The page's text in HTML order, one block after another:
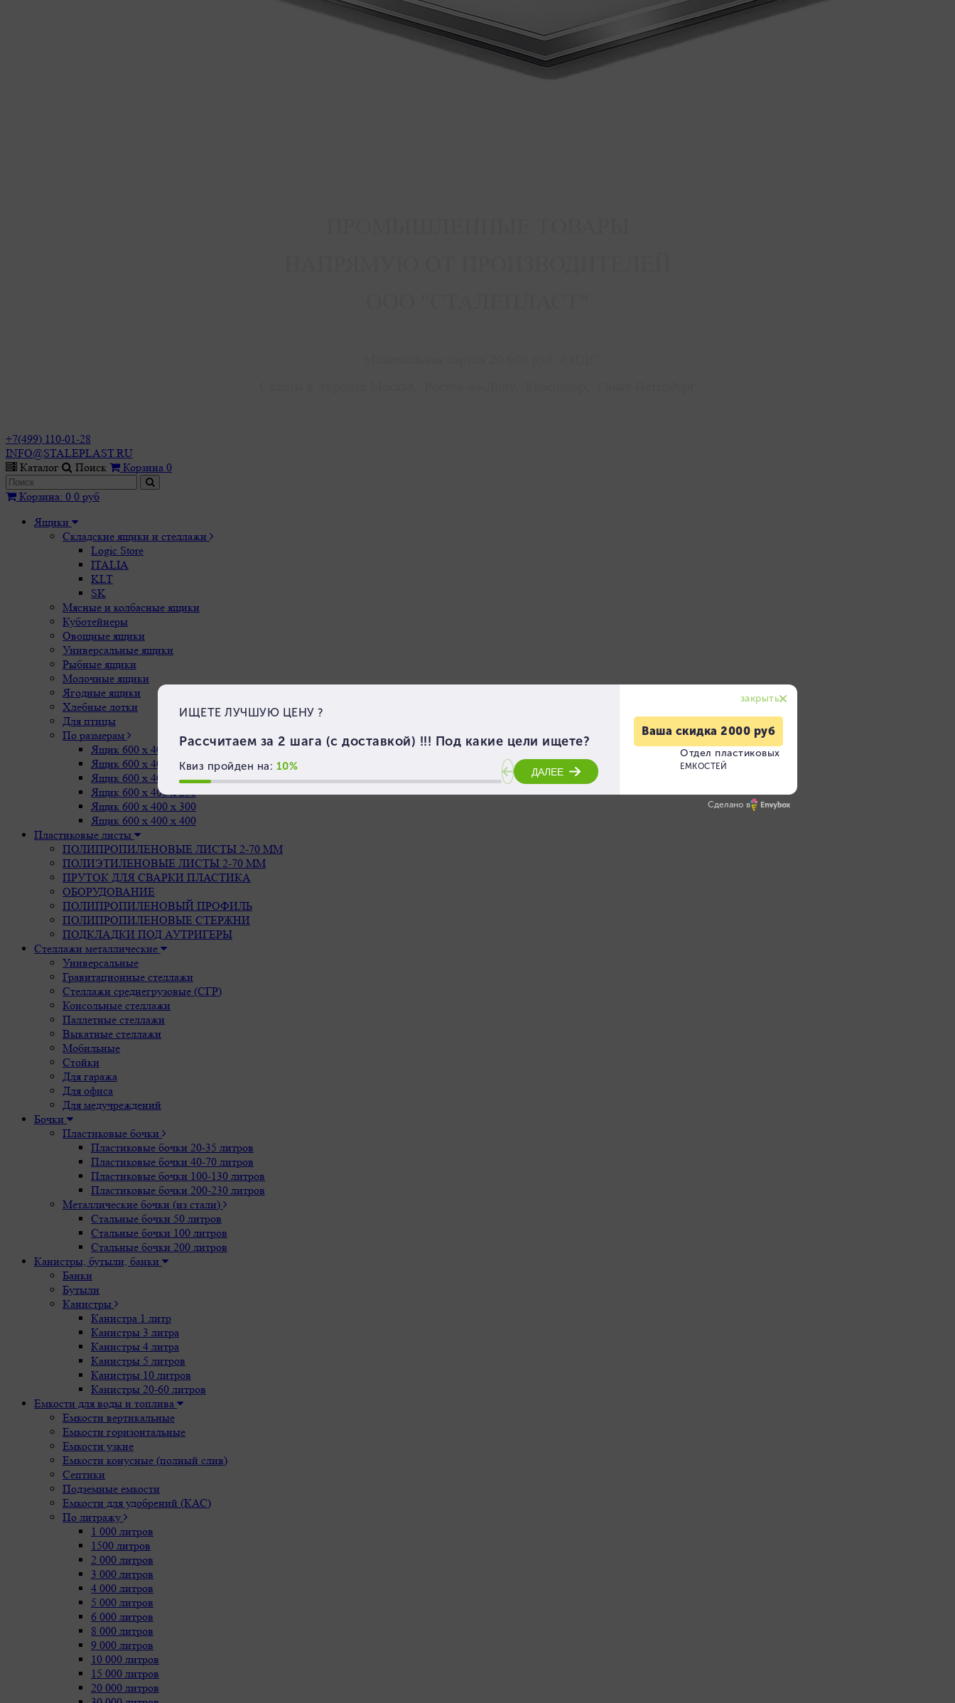
+7(499) 110-01-28
INFO@STALEPLAST.RU
Каталог
Поиск Корзина 0
Корзина: 0 0 руб
Ящики
Складские ящики и стеллажи
Logic Store
ITALIA
KLT
SK
Мясные и колбасные ящики
Куботейнеры
Овощные ящики
Универсальные ящики
Рыбные ящики
Молочные ящики
Ягодные ящики
Хлебные лотки
Для птицы
По размерам
Ящик 600 х 400 х 75
Ящик 600 х 400 х 150
Ящик 600 х 400 х 200
Ящик 600 х 400 х 250
Ящик 600 х 400 х 300
Ящик 600 х 400 х 400
Пластиковые листы
ПОЛИПРОПИЛЕНОВЫЕ ЛИСТЫ 2-70 ММ
ПОЛИЭТИЛЕНОВЫЕ ЛИСТЫ 2-70 ММ
ПРУТОК ДЛЯ СВАРКИ ПЛАСТИКА
ОБОРУДОВАНИЕ
ПОЛИПРОПИЛЕНОВЫЙ ПРОФИЛЬ
ПОЛИПРОПИЛЕНОВЫЕ СТЕРЖНИ
ПОДКЛАДКИ ПОД АУТРИГЕРЫ
Стеллажи металлические
Универсальные
Гравитационные стеллажи
Стеллажи среднегрузовые (СГР)
Консольные стеллажи
Паллетные стеллажи
Выкатные стеллажи
Мобильные
Стойки
Для гаража
Для офиса
Для медучреждений
Бочки
Пластиковые бочки
Пластиковые бочки 20-35 литров
Пластиковые бочки 40-70 литров
Пластиковые бочки 100-130 литров
Пластиковые бочки 200-230 литров
Металлические бочки (из стали)
Стальные бочки 50 литров
Стальные бочки 100 литров
Стальные бочки 200 литров
Канистры, бутыли, банки
Банки
Бутыли
Канистры
Канистра 1 литр
Канистры 3 литра
Канистры 4 литра
Канистры 5 литров
Канистры 10 литров
Канистры 20-60 литров
Емкости для воды и топлива
Емкости вертикальные
Емкости горизонтальные
Емкости узкие
Емкости конусные (полный слив)
Септики
Подземные емкости
Емкости для удобрений (КАС)
По литражу
1 000 литров
1500 литров
2 000 литров
3 000 литров
4 000 литров
5 000 литров
6 000 литров
8 000 литров
9 000 литров
10 000 литров
15 000 литров
20 000 литров
Сделано в